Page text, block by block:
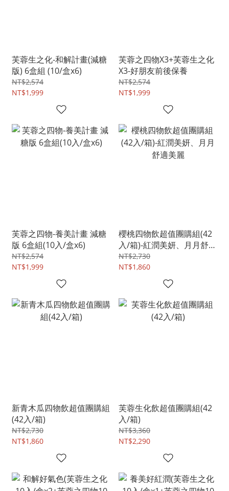
芙蓉生之化-和解計畫(減糖
版) 6盒組 (10/盒x6)
NT$2,574
NT$1,999
芙蓉之四物X3+芙蓉生之化
X3-好朋友前後保養
NT$2,574
NT$1,999
芙蓉之四物-養美計畫 減糖
版 6盒組(10入/盒x6)
NT$2,574
NT$1,999
櫻桃四物飲超值團購組(42
入/箱)-紅潤美妍、月月舒適
美麗
NT$2,730
NT$1,860
新青木瓜四物飲超值團購組
(42入/箱)
NT$2,730
NT$1,860
芙蓉生化飲超值團購組(42
入/箱)
NT$3,360
NT$2,290